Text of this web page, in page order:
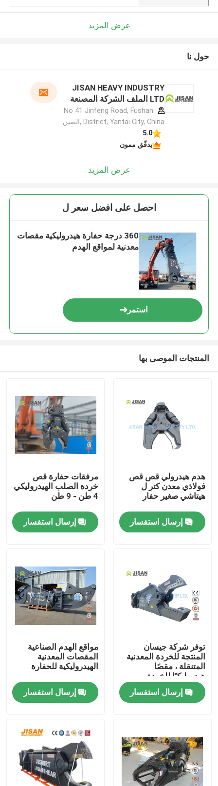
منتجات
جولة في المعمل
اتصل بنا
اطلب اقتباس
حفارة الكسارة الصخور
هيدروليكي روك الكسارة
عرض المزيد
حول نا
JISAN HEAVY INDUSTRY
LTD الملف الشركة المصنعة
No 41 Jinfeng Road, Fushan
District, Yantai City, China ,الصين
5.0
يدقّق ممون
عرض المزيد
احصل على افضل سعر ل
360 درجة حفارة هيدروليكية مقصات
معدنية لمواقع الهدم
استمر
المنتجات الموصى بها
هدم هيدرولي قص قص
فولاذي معدن كتر ل
هيتاشي صغير حفار
إرسال استفسار
مرفقات حفارة قص
خردة الصلب الهيدروليكي
4 طن - 9 طن
إرسال استفسار
توفر شركة جيسان
المنتجة للخردة المعدنية
المتنقلة ، مقصًا
هيدروليكيًا للخردة
المعدنية ، وحفارة هدم ،
وقص الفولاذإرسال استفسار
مواقع الهدم الصناعية
المقصات المعدنية
الهيدروليكية للحفارة
إرسال استفسار